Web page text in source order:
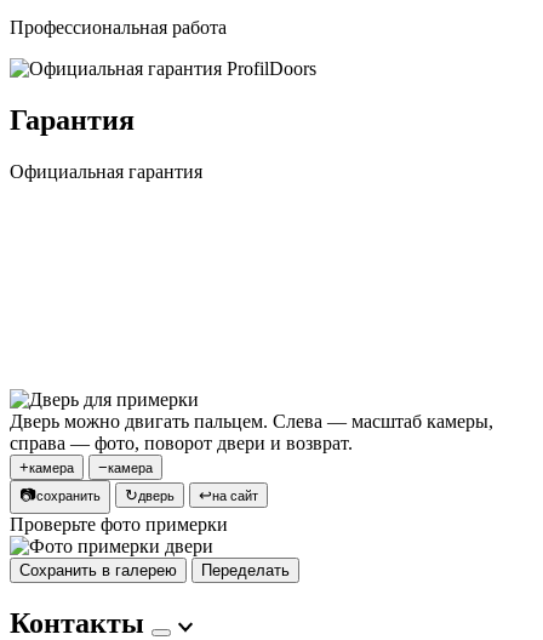
Профессиональная работа
Гарантия
Официальная гарантия
Дверь можно двигать пальцем. Слева — масштаб камеры,
справа — фото, поворот двери и возврат.
+камера −камера
📷сохранить ↻дверь ↩на сайт
Проверьте фото примерки
Сохранить в галерею Переделать
Контакты